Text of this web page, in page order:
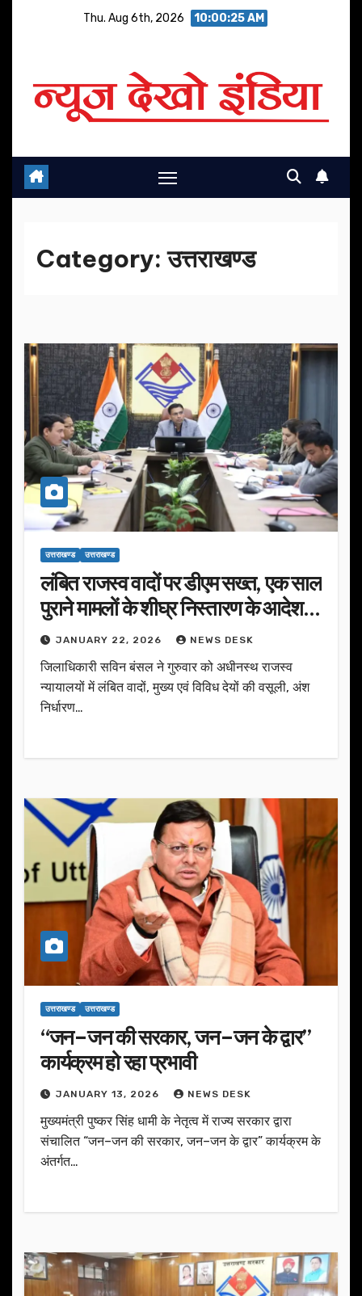
Thu. Aug 6th, 2026 10:00:27 AM
Category:उत्तराखण्ड
उत्तराखण्ड उत्तराखण्ड
लंबित राजस्व वादों पर डीएम सख्त, एक साल
पुराने मामलों के शीघ्र निस्तारण के आदेश…
JANUARY 22, 2026 NEWS DESK
जिलाधिकारी सविन बंसल ने गुरुवार को अधीनस्थ राजस्व
न्यायालयों में लंबित वादों, मुख्य एवं विविध देयों की वसूली, अंश
निर्धारण…
उत्तराखण्ड उत्तराखण्ड
“जन–जन की सरकार, जन–जन के द्वार”
कार्यक्रम हो रहा प्रभावी
JANUARY 13, 2026 NEWS DESK
मुख्यमंत्री पुष्कर सिंह धामी के नेतृत्व में राज्य सरकार द्वारा
संचालित “जन–जन की सरकार, जन–जन के द्वार” कार्यक्रम के
अंतर्गत…